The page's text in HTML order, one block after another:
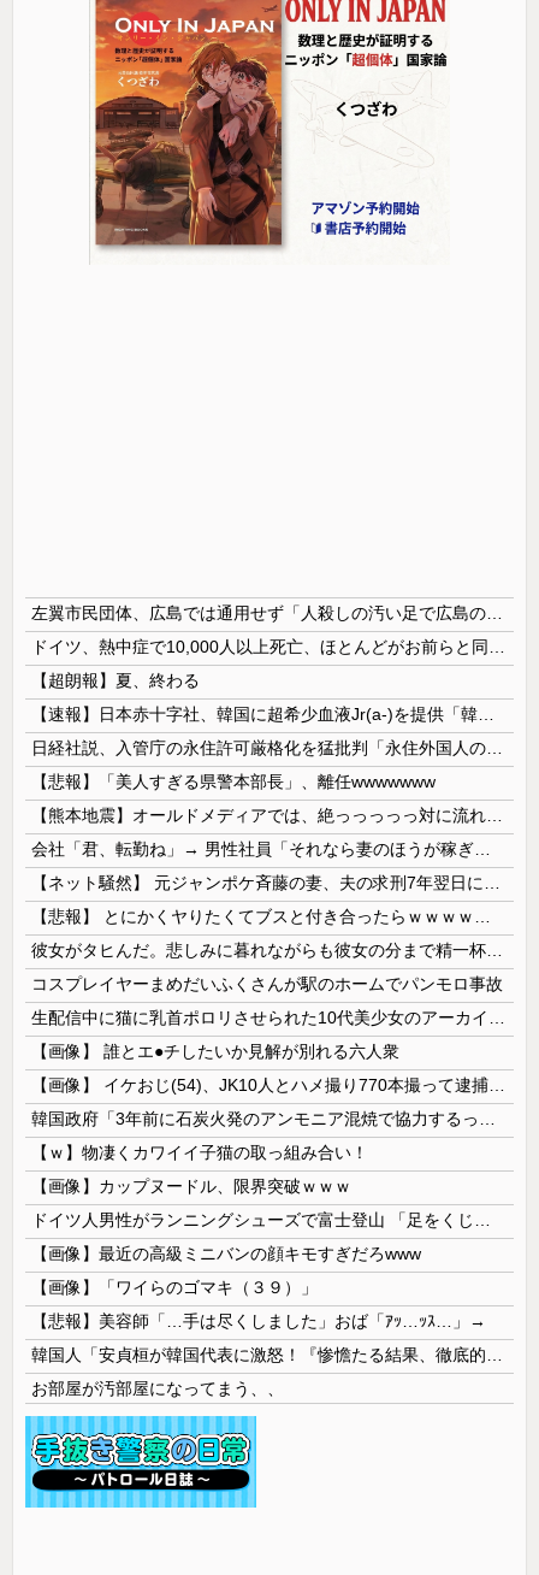
【超朗報】夏、終わる
【悲報】「美人すぎる県警本部長」、離任wwwwwww
コスプレイヤーまめだいふくさんが駅のホームでパンモロ事故
【画像】 誰とエ●チしたいか見解が別れる六人衆
【ｗ】物凄くカワイイ子猫の取っ組み合い！
【画像】カップヌードル、限界突破ｗｗｗ
【画像】最近の高級ミニバンの顔キモすぎだろwww
【画像】「ワイらのゴマキ（３９）」
【悲報】美容師「…手は尽くしました」おば「ｱｯ…ｯｽ…」→
お部屋が汚部屋になってまう、、